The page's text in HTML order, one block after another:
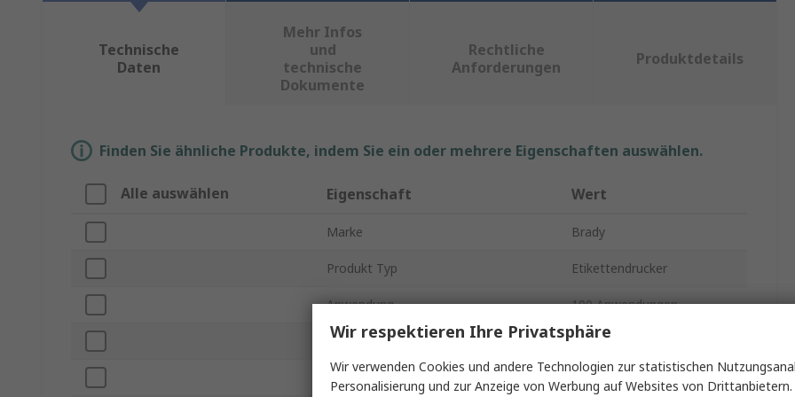
Technische
Daten
Mehr Infos
und
technische
Dokumente
Rechtliche
Anforderungen
Produktdetails
Finden Sie ähnliche Produkte, indem Sie ein oder mehrere Eigenschaften auswählen.
Alle auswählen Eigenschaft Wert
Marke Brady
Produkt Typ Etikettendrucker
Anwendung 100 Anwendungen
Maximale Etikettenbreite 50.8mm
Tragbares Gerät Ja
Wir respektieren Ihre Privatsphäre
Wir verwenden Cookies und andere Technologien zur statistischen
Personalisierung und zur Anzeige von Werbung auf Websites von